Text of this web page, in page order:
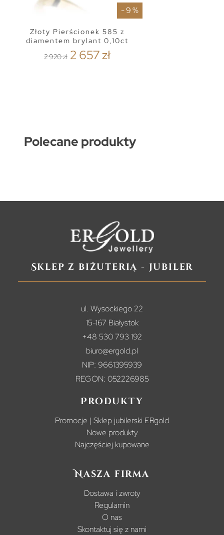
- 9 %
Złoty Pierścionek 585 z
diamentem brylant 0,10ct
2 920 zł 2 657 zł
Polecane produkty
Sklep z biżuterią - jubiler
ul. Wysockiego 22
15-167 Białystok
+48 530 793 192
biuro@ergold.pl
NIP: 9661395939
REGON: 052226985
Produkty
Promocje | Sklep jubilerski ERgold
Nowe produkty
Najczęściej kupowane
Nasza firma
Dostawa i zwroty
Regulamin
O nas
Skontaktuj się z nami